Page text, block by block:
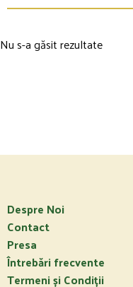
Nu s-a găsit rezultate
Despre Noi
Contact
Presa
Întrebări frecvente
Termeni și Condiții